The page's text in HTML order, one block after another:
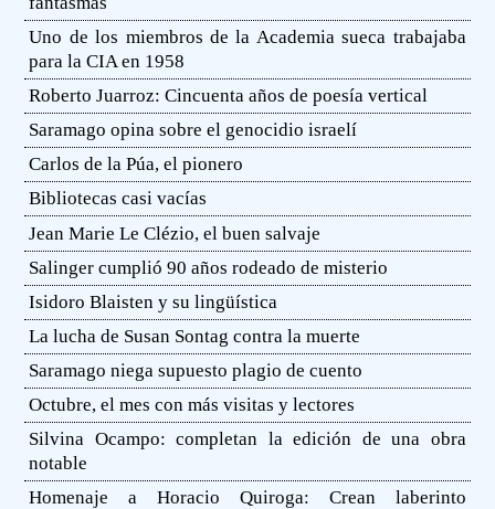
Uno de los miembros de la Academia sueca trabajaba
para la CIA en 1958
Roberto Juarroz: Cincuenta años de poesía vertical
Saramago opina sobre el genocidio israelí
Carlos de la Púa, el pionero
Bibliotecas casi vacías
Jean Marie Le Clézio, el buen salvaje
Salinger cumplió 90 años rodeado de misterio
Isidoro Blaisten y su lingüística
La lucha de Susan Sontag contra la muerte
Saramago niega supuesto plagio de cuento
Octubre, el mes con más visitas y lectores
Silvina Ocampo: completan la edición de una obra
notable
Homenaje a Horacio Quiroga: Crean laberinto